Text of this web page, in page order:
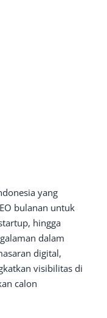
yang
bulanan untuk
hingga
dalam
digital,
visibilitas di
calon